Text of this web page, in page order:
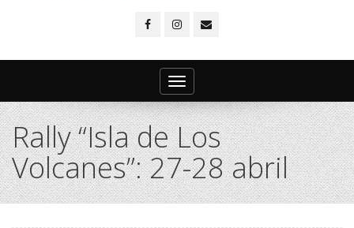
Toggle
navigation
Rally “Isla de Los
Volcanes”: 27-28 abril